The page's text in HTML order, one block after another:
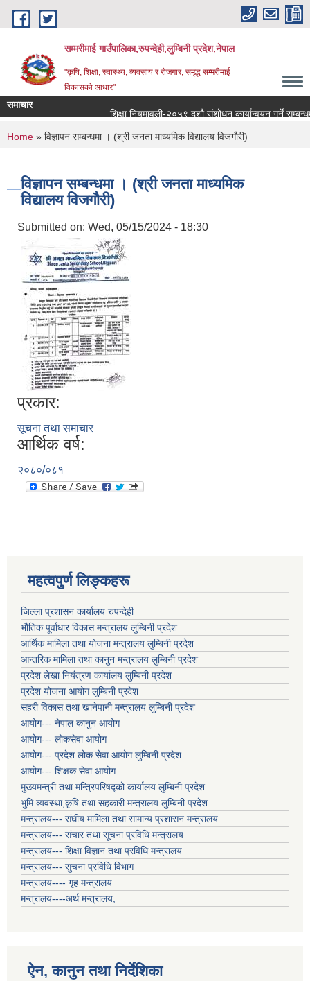
Skip to main content
सम्मरीमाई गाउँपालिका,रुपन्देही,लुम्बिनी प्रदेश,नेपाल
"कृषि, शिक्षा, स्वास्थ्य, व्यवसाय र रोजगार, समृद्ध सम्मरीमाई
विकासको आधार"
समाचार
शिक्षा नियमावली-२०५९ दशौ संशोधन कार्यान्वयन गर्ने सम्बन्धमा
You are here
Home » विज्ञापन सम्बन्धमा । (श्री जनता माध्यमिक विद्यालय विजगौरी)
विज्ञापन सम्बन्धमा । (श्री जनता माध्यमिक
विद्यालय विजगौरी)
Submitted on: Wed, 05/15/2024 - 18:30
प्रकार:
सूचना तथा समाचार
आर्थिक वर्ष:
२०८०/०८१
महत्वपुर्ण लिङ्कहरू
जिल्ला प्रशासन कार्यालय रुपन्देही
भौतिक पूर्वाधार विकास मन्त्रालय लुम्बिनी प्रदेश
आर्थिक मामिला तथा योजना मन्त्रालय लुम्बिनी प्रदेश
आन्तरिक मामिला तथा कानुन मन्त्रालय लुम्बिनी प्रदेश
प्रदेश लेखा नियंत्रण कार्यालय लुम्बिनी प्रदेश
प्रदेश योजना आयोग लुम्बिनी प्रदेश
सहरी विकास तथा खानेपानी मन्त्रालय लुम्बिनी प्रदेश
आयोग--- नेपाल कानुन आयोग
आयोग--- लोकसेवा आयोग
आयोग--- प्रदेश लोक सेवा आयोग लुम्बिनी प्रदेश
आयोग--- शिक्षक सेवा आयोग
मुख्यमन्त्री तथा मन्त्रिपरिषद्को कार्यालय लुम्बिनी प्रदेश
भुमि व्यवस्था,कृषि तथा सहकारी मन्त्रालय लुम्बिनी प्रदेश
मन्त्रालय--- संघीय मामिला तथा सामान्य प्रशासन मन्त्रालय
मन्त्रालय--- संचार तथा सूचना प्रविधि मन्त्रालय
मन्त्रालय--- शिक्षा विज्ञान तथा प्रविधि मन्त्रालय
मन्त्रालय--- सुचना प्रविधि विभाग
मन्त्रालय---- गृह मन्त्रालय
मन्त्रालय----अर्थ मन्त्रालय,
ऐन, कानुन तथा निर्देशिका